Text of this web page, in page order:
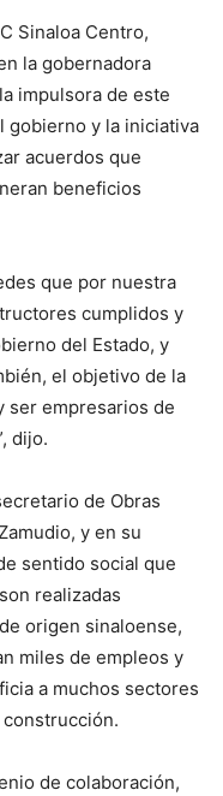
Sinaloa Centro,
la gobernadora
impulsora de este
gobierno y la iniciativa
acuerdos que
beneficios
que por nuestra
cumplidos y
del Estado, y
el objetivo de la
ser empresarios de
dijo.
de Obras
y en su
sentido social que
realizadas
origen sinaloense,
miles de empleos y
a muchos sectores
de colaboración,